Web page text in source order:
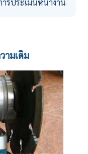
รประเมินหน้างาน
ามเดิม